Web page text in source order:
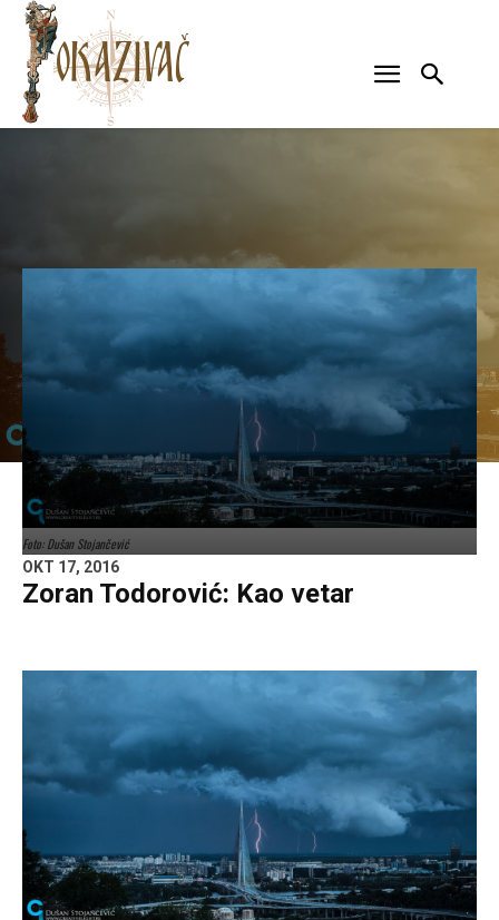
Foto: Dušan Stojančević
OKT 17, 2016
Zoran Todorović: Kao vetar